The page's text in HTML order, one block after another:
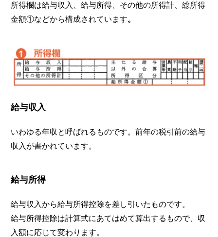
所得欄は給与収入、給与所得、その他の所得計、総所得
金額①などから構成されています。
給与収入
いわゆる年収と呼ばれるものです。前年の税引前の給与
収入が書かれています。
給与所得
給与収入から給与所得控除を差し引いたものです。
給与所得控除は計算式にあてはめて算出するもので、収
入額に応じて変わります。